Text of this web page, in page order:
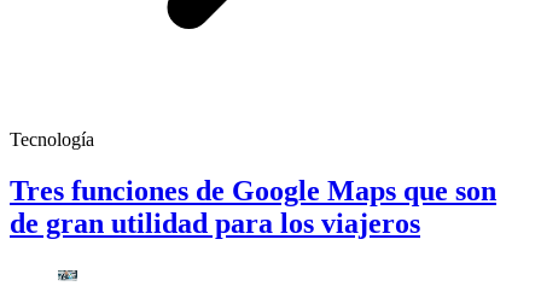
Tecnología
Tres funciones de Google Maps que son
de gran utilidad para los viajeros